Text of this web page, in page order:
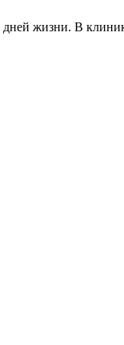
жизни. В